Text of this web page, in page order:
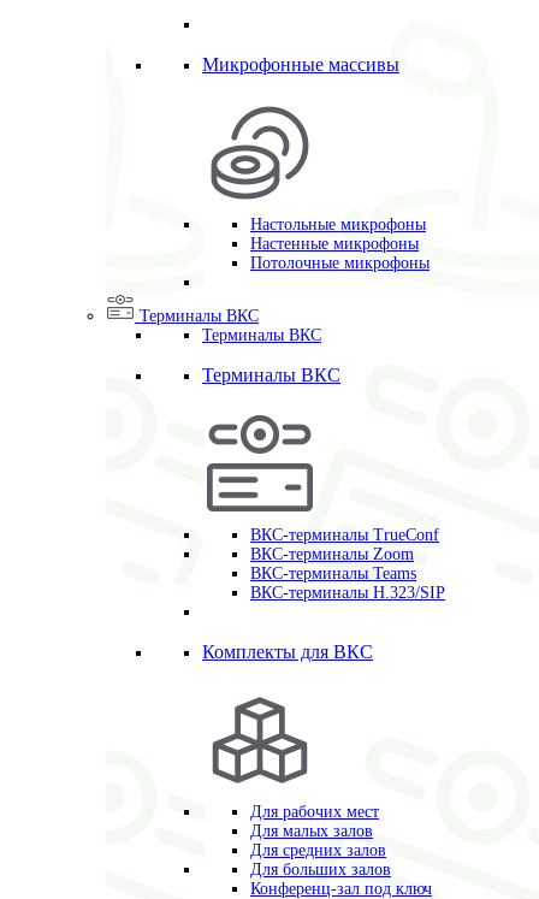
Микрофонные массивы
Настольные микрофоны
Настенные микрофоны
Потолочные микрофоны
Терминалы ВКС
Терминалы ВКС
Терминалы ВКС
ВКС-терминалы TrueConf
ВКС-терминалы Zoom
ВКС-терминалы Teams
ВКС-терминалы H.323/SIP
Комплекты для ВКС
Для рабочих мест
Для малых залов
Для средних залов
Для больших залов
Конференц-зал под ключ